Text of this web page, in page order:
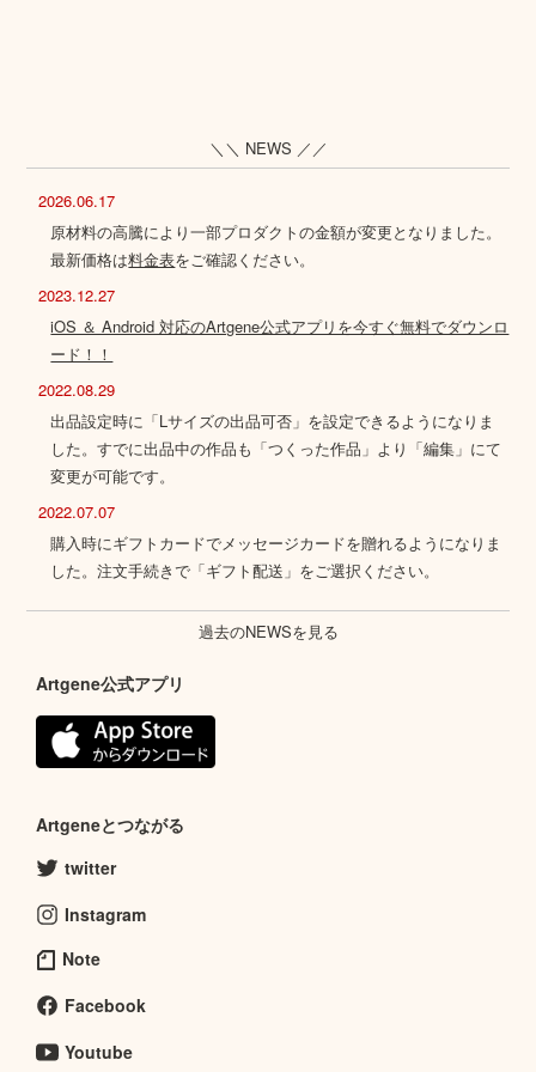
＼＼ NEWS ／／
2026.06.17
原材料の高騰により一部プロダクトの金額が変更となりました。
最新価格は料金表をご確認ください。
2023.12.27
iOS ＆ Android 対応のArtgene公式アプリを今すぐ無料でダウンロ
ード！！
2022.08.29
出品設定時に「Lサイズの出品可否」を設定できるようになりま
した。すでに出品中の作品も「つくった作品」より「編集」にて
変更が可能です。
2022.07.07
購入時にギフトカードでメッセージカードを贈れるようになりま
した。注文手続きで「ギフト配送」をご選択ください。
過去のNEWSを見る
Artgene公式アプリ
Artgeneとつながる
twitter
Instagram
Note
Facebook
Youtube